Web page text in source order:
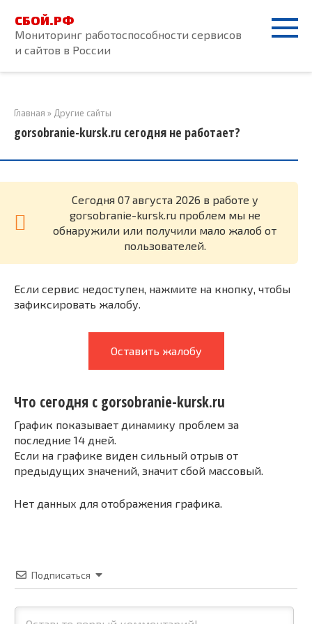
контенту
СБОЙ.РФ
Мониторинг работоспособности сервисов
и сайтов в России
Главная » Другие сайты
gorsobranie-kursk.ru сегодня не работает?
Cегодня 07 августа 2026 в работе у
gorsobranie-kursk.ru проблем мы не
обнаружили или получили мало жалоб от
пользователей.
Если сервис недоступен, нажмите на кнопку, чтобы
зафиксировать жалобу.
Оставить жалобу
Что сегодня с gorsobranie-kursk.ru
График показывает динамику проблем за
последние 14 дней.
Если на графике виден сильный отрыв от
предыдущих значений, значит сбой массовый.
Нет данных для отображения графика.
Подписаться